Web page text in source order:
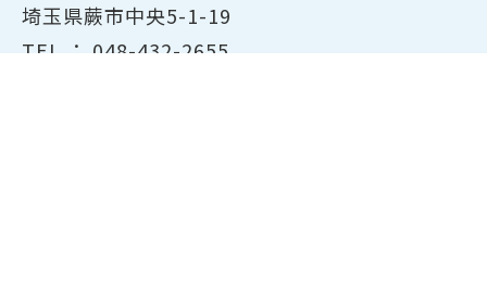
埼玉県蕨市中央5-1-19
TEL ： 048-432-2655